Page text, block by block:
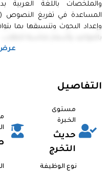
والملخصات باللغة العربية
المساعدة في تفريغ النصوص
وإعداد البحوث وتنسيقها بما
بالمواعيد وأسعار مناسبة للطلاب.
عرض
التفاصيل
مستوى
الخبرة
حديث
التخرج
نوع الوظيفة